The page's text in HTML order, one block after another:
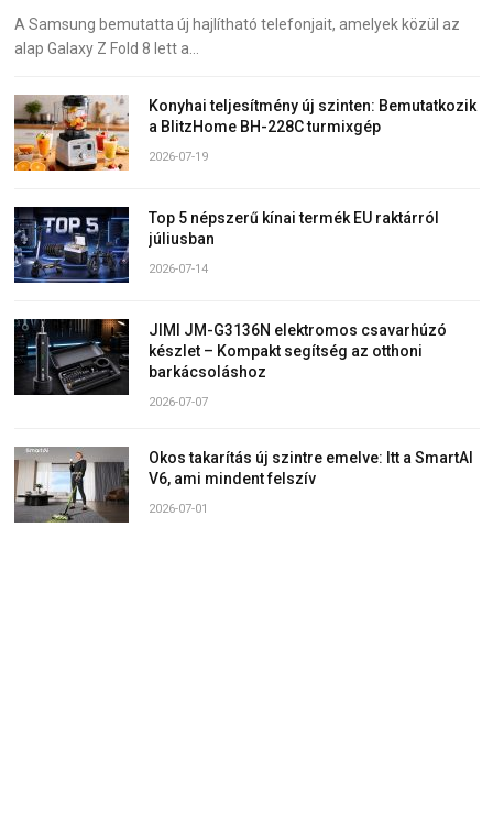
A Samsung bemutatta új hajlítható telefonjait, amelyek közül az
alap Galaxy Z Fold 8 lett a…
Konyhai teljesítmény új szinten: Bemutatkozik
a BlitzHome BH-228C turmixgép
2026-07-19
Top 5 népszerű kínai termék EU raktárról
júliusban
2026-07-14
JIMI JM-G3136N elektromos csavarhúzó
készlet – Kompakt segítség az otthoni
barkácsoláshoz
2026-07-07
Okos takarítás új szintre emelve: Itt a SmartAI
V6, ami mindent felszív
2026-07-01